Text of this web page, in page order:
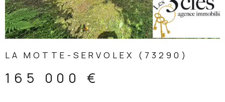
LA MOTTE-SERVOLEX (73290)
165 000 €